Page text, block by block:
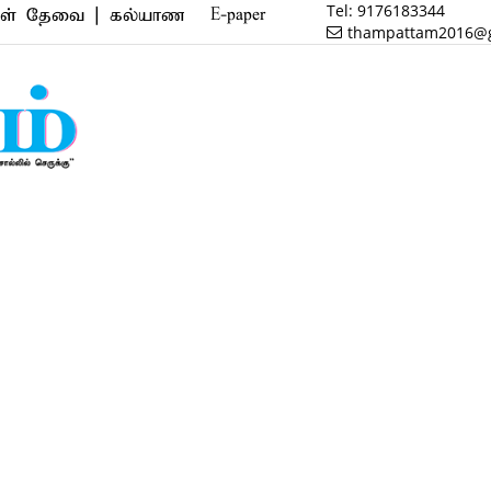
| கல்யாண வரன் | மருத்துவம் | வணிகம் | பைனான்ஸ்
E-paper Tel: 9176183344